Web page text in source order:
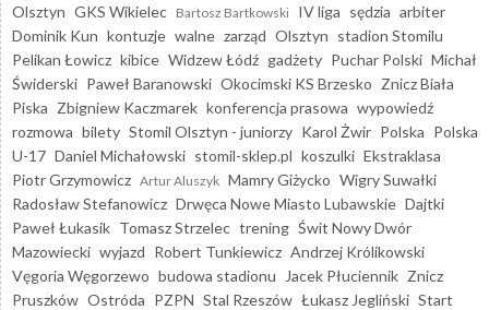
Olsztyn GKS Wikielec Bartosz Bartkowski IV liga sędzia arbiter
Dominik Kun kontuzje walne zarząd Olsztyn stadion Stomilu
Pelikan Łowicz kibice Widzew Łódź gadżety Puchar Polski Michał
Świderski Paweł Baranowski Okocimski KS Brzesko Znicz Biała
Piska Zbigniew Kaczmarek konferencja prasowa wypowiedź
rozmowa bilety Stomil Olsztyn - juniorzy Karol Żwir Polska Polska
U-17 Daniel Michałowski stomil-sklep.pl koszulki Ekstraklasa
Piotr Grzymowicz Artur Aluszyk Mamry Giżycko Wigry Suwałki
Radosław Stefanowicz Drwęca Nowe Miasto Lubawskie Dajtki
Paweł Łukasik Tomasz Strzelec trening Świt Nowy Dwór
Mazowiecki wyjazd Robert Tunkiewicz Andrzej Królikowski
Vęgoria Węgorzewo budowa stadionu Jacek Płuciennik Znicz
Pruszków Ostróda PZPN Stal Rzeszów Łukasz Jegliński Start